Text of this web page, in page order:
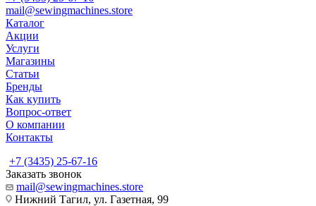
mail@sewingmachines.store
Каталог
Акции
Услуги
Магазины
Статьи
Бренды
Как купить
Вопрос-ответ
О компании
Контакты
+7 (3435) 25-67-16
Заказать звонок
mail@sewingmachines.store
Нижний Тагил, ул. Газетная, 99